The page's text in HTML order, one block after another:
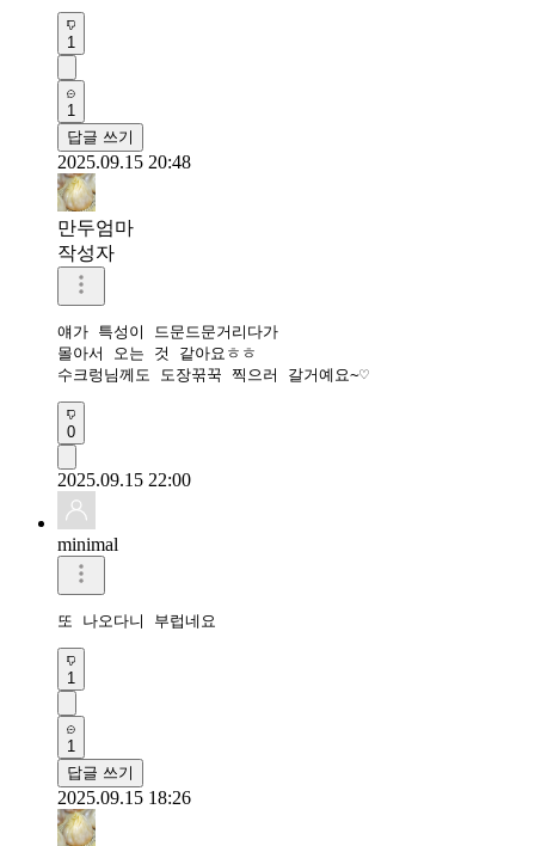
1
1
답글 쓰기
2025.09.15 20:48
만두엄마
작성자
얘가 특성이 드문드문거리다가
몰아서 오는 것 같아요ㅎㅎ
수크렁님께도 도장꾺꾹 찍으러 갈거예요~♡
0
2025.09.15 22:00
minimal
또 나오다니 부럽네요
1
1
답글 쓰기
2025.09.15 18:26